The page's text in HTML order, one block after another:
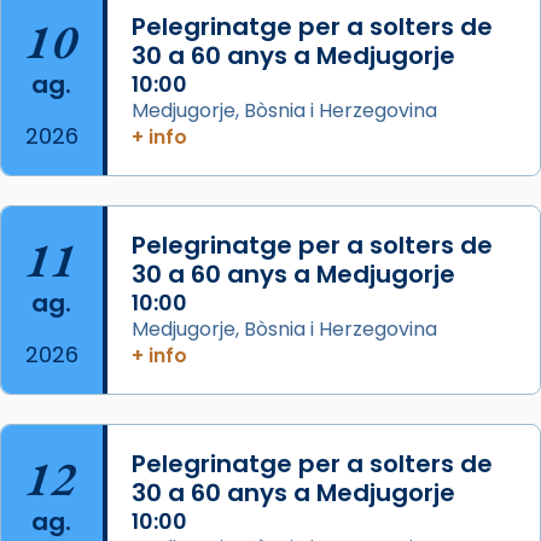
que les santes són filles de l’antiga Iluro.
Mataró en reivindicarà les relíquies fins que
les aconseguirà el 1772. L’ofici que es canta
a la “Missa de les Santes” (“Missa de
Glòria”) fou composta el 1848 per Mn.
Manuel Blanch, amb aire d’òpera
italianitzant; s’interpreta per privilegi
pontifici, amb orquestra i cor, i té una
duració aproximada de tres hores. Després,
processó (recuperada el 1972) al voltant
del temple amb les relíquies de les santes.
Des de 1985 hi participa també un grup de
«Si vols saber què és calor, ves per les
Santes a Mataró»🥵.
Photo
10
ag.
2026
Pelegrinatge per a solters de
30 a 60 anys a Medjugorje
10:00
Medjugorje, Bòsnia i Herzegovina
+ info
11
ag.
2026
Pelegrinatge per a solters de
30 a 60 anys a Medjugorje
10:00
Medjugorje, Bòsnia i Herzegovina
+ info
12
ag.
Pelegrinatge per a solters de
30 a 60 anys a Medjugorje
10:00